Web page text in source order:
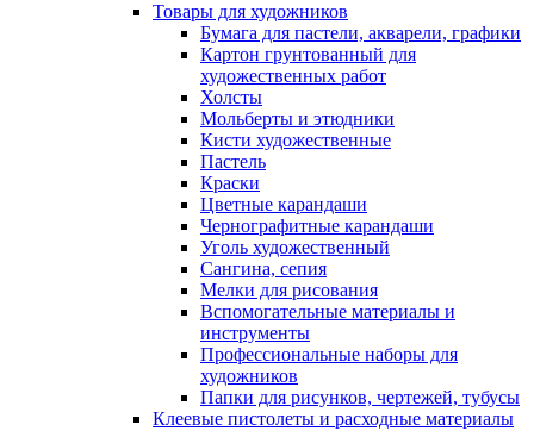
Товары для художников
Бумага для пастели, акварели, графики
Картон грунтованный для
художественных работ
Холсты
Мольберты и этюдники
Кисти художественные
Пастель
Краски
Цветные карандаши
Чернографитные карандаши
Уголь художественный
Сангина, сепия
Мелки для рисования
Вспомогательные материалы и
инструменты
Профессиональные наборы для
художников
Папки для рисунков, чертежей, тубусы
Клеевые пистолеты и расходные материалы